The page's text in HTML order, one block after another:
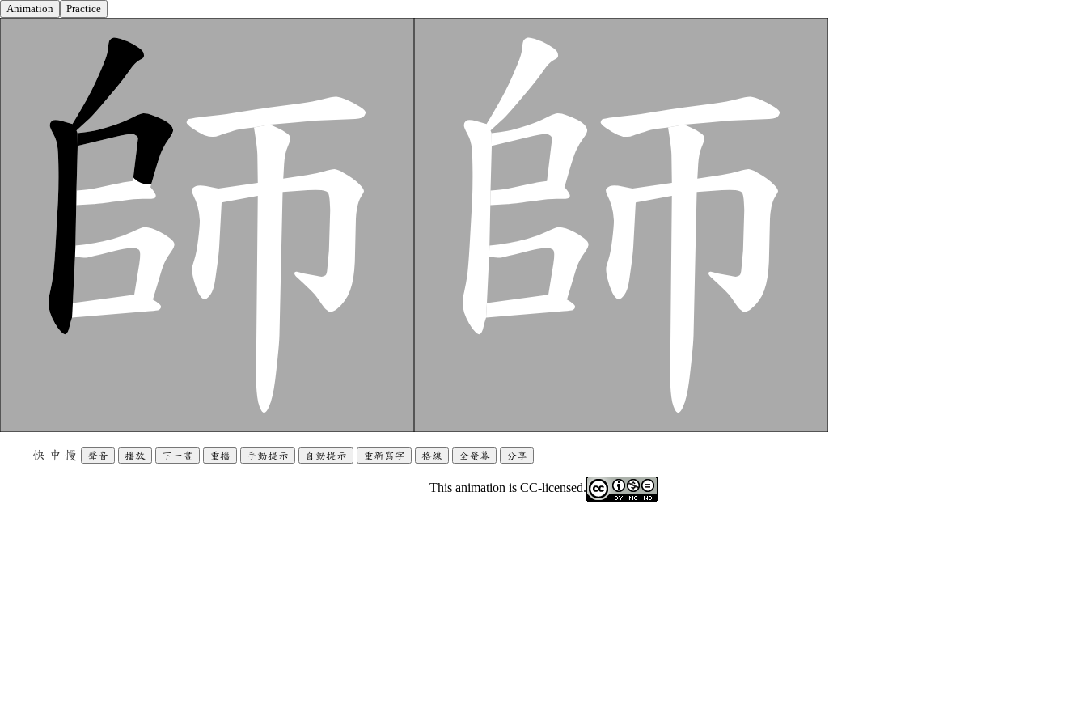
Animation Practice
快 中 慢 聲音 播放 下一畫 重播 手動提示 自動提示 重新寫字 格線 全螢幕 分享
This animation is CC-licensed.